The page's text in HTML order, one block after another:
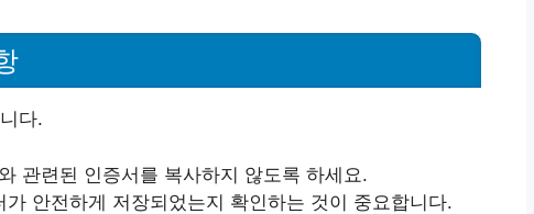
다.
관련된 인증서를 복사하지 않도록 하세요.
안전하게 저장되었는지 확인하는 것이 중요합니다.